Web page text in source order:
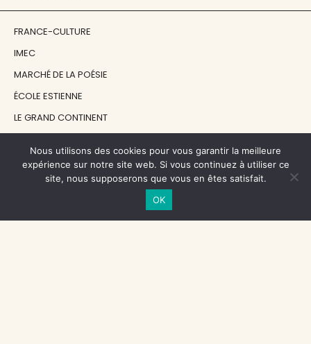
FRANCE-CULTURE
IMEC
MARCHÉ DE LA POÉSIE
ÉCOLE ESTIENNE
LE GRAND CONTINENT
EN ATTENDANT NADEAU
Nous utilisons des cookies pour vous garantir la meilleure
expérience sur notre site web. Si vous continuez à utiliser ce
site, nous supposerons que vous en êtes satisfait.
OK